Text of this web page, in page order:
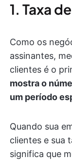
1. Taxa
Como os
assinantes,
clientes é o
mostra o
um período
Quando sua
clientes e sua
significa que